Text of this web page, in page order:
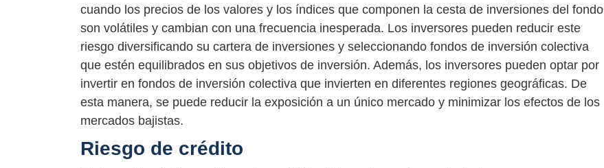
cuando los precios de los valores y los índices que componen la cesta de inversiones del fondo
son volátiles y cambian con una frecuencia inesperada. Los inversores pueden reducir este
riesgo diversificando su cartera de inversiones y seleccionando fondos de inversión colectiva
que estén equilibrados en sus objetivos de inversión. Además, los inversores pueden optar por
invertir en fondos de inversión colectiva que invierten en diferentes regiones geográficas. De
esta manera, se puede reducir la exposición a un único mercado y minimizar los efectos de los
mercados bajistas.
Riesgo de crédito